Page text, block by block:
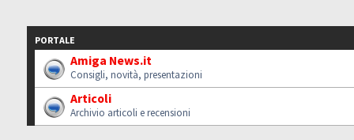
PORTALE
Amiga News.it
Consigli, novità, presentazioni
Articoli
Archivio articoli e recensioni